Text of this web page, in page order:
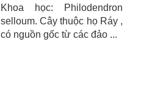
Khoa học: Philodendron
selloum. Cây thuộc họ Ráy ,
có nguồn gốc từ các đảo ...